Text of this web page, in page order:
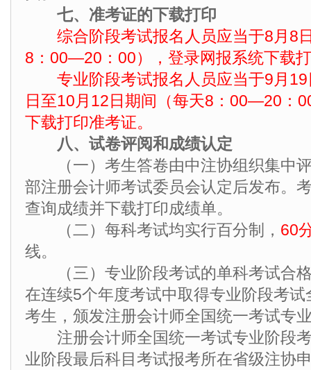
七、准考证的下载打印
综合阶段考试报名人员应当于8月8
8：00—20：00），登录网报系统下载
专业阶段考试报名人员应当于9月19
日至10月12日期间（每天8：00—20：
下载打印准考证。
八、试卷评阅和成绩认定
（一）考生答卷由中注协组织集中评
部注册会计师考试委员会认定后发布。
查询成绩并下载打印成绩单。
（二）每科考试均实行百分制， 60
线。
（三）专业阶段考试的单科考试合
在连续5个年度考试中取得专业阶段考
考生，颁发注册会计师全国统一考试专
注册会计师全国统一考试专业阶段考
业阶段最后科目考试报考所在省级注协